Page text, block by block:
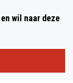
wil naar deze